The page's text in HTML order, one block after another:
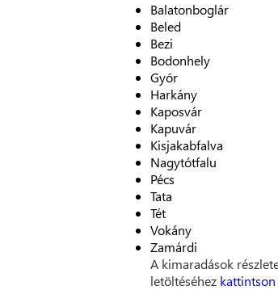
Balatonboglár
Beled
Bezi
Bodonhely
Győr
Harkány
Kaposvár
Kapuvár
Kisjakabfalva
Nagytótfalu
Pécs
Tata
Tét
Vokány
Zamárdi
A kimaradások
letöltéséhez